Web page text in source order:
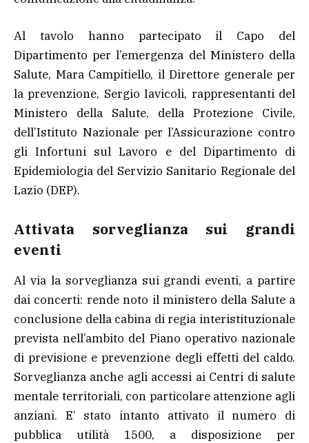
Al tavolo hanno partecipato il Capo del
Dipartimento per l’emergenza del Ministero della
Salute, Mara Campitiello, il Direttore generale per
la prevenzione, Sergio Iavicoli, rappresentanti del
Ministero della Salute, della Protezione Civile,
dell’Istituto Nazionale per l’Assicurazione contro
gli Infortuni sul Lavoro e del Dipartimento di
Epidemiologia del Servizio Sanitario Regionale del
Lazio (DEP).
Attivata sorveglianza sui grandi
eventi
Al via la sorveglianza sui grandi eventi, a partire
dai concerti: rende noto il ministero della Salute a
conclusione della cabina di regia interistituzionale
prevista nell’ambito del Piano operativo nazionale
di previsione e prevenzione degli effetti del caldo.
Sorveglianza anche agli accessi ai Centri di salute
mentale territoriali, con particolare attenzione agli
anziani. E’ stato intanto attivato il numero di
pubblica utilità 1500, a disposizione per